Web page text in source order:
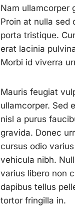
Nam ullamcorper
Proin at nulla sed
porta tristique.
erat lacinia
Morbi id viverra
Mauris feugiat
ullamcorper. Sed
nisl a purus
gravida. Donec
cursus odio
vehicula nibh.
varius libero non
dapibus tellus
tortor fringilla in.